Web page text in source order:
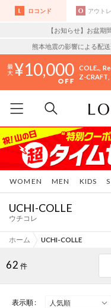
ロコンド アウト
【お知らせ】お盆期
熊本地震の影響による配
10,000 COLE..
Z-CRAFT
WOMEN MEN KIDS
UCHI-COLLE
ウチコレ
ホーム UCHI-COLLE
62 件
表示順 :